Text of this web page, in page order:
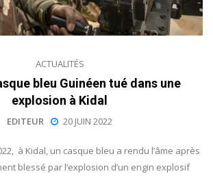
ACTUALITÉS
bleu Guinéen tué dans une
explosion à Kidal
EDITEUR 20 JUIN 2022
à Kidal, un casque bleu a rendu l’âme après
blessé par l’explosion d’un engin explosif